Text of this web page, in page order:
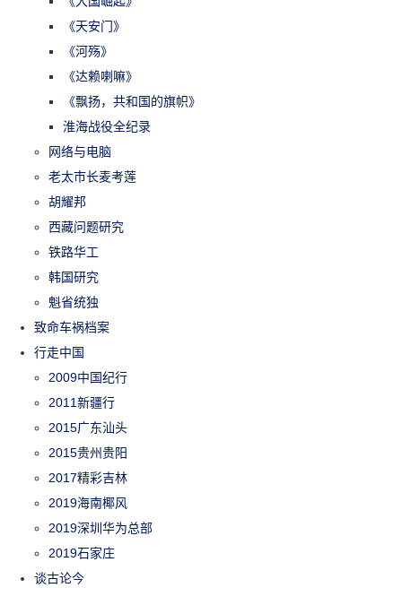
《天安门》
《河殇》
《达赖喇嘛》
《飘扬，共和国的旗帜》
淮海战役全纪录
网络与电脑
老太市长麦考莲
胡耀邦
西藏问题研究
铁路华工
韩国研究
魁省统独
致命车祸档案
行走中国
2009中国纪行
2011新疆行
2015广东汕头
2015贵州贵阳
2017精彩吉林
2019海南椰风
2019深圳华为总部
2019石家庄
谈古论今